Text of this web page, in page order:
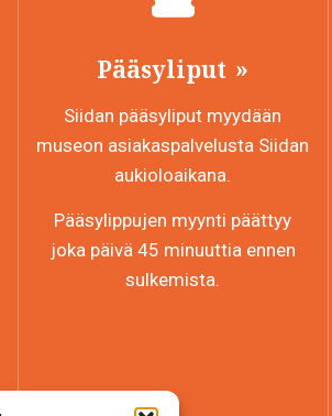
Pääsyliput
Siidan pääsyliput myydään
museon asiakaspalvelusta Siidan
aukioloaikana.
Pääsylippujen myynti päättyy
joka päivä 45 minuuttia ennen
sulkemista.